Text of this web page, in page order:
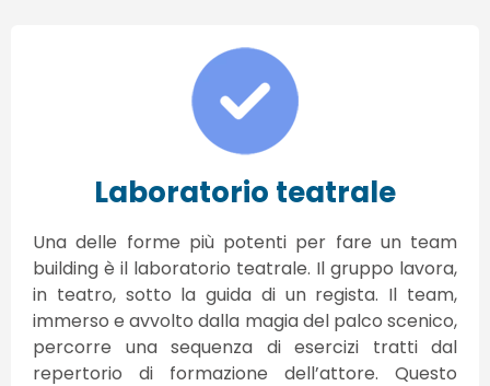
Laboratorio teatrale
Una delle forme più potenti per fare un team
building è il laboratorio teatrale. Il gruppo lavora,
in teatro, sotto la guida di un regista. Il team,
immerso e avvolto dalla magia del palco scenico,
percorre una sequenza di esercizi tratti dal
repertorio di formazione dell’attore. Questo